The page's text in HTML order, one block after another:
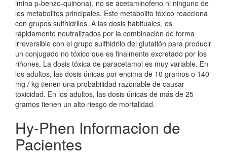
imina p-benzo-quinona), no se acetaminofeno ni ninguno de
los metabolitos principales. Este metabolito tóxico reacciona
con grupos sulfhidrilos. A las dosis habituales, es
rápidamente neutralizados por la combinación de forma
irreversible con el grupo sulfhidrilo del glutatión para producir
un conjugado no tóxico que es finalmente excretado por los
riñones. La dosis tóxica de paracetamol es muy variable. En
los adultos, las dosis únicas por encima de 10 gramos o 140
mg / kg tienen una probabilidad razonable de causar
toxicidad. En los adultos, las dosis únicas de más de 25
gramos tienen un alto riesgo de mortalidad.
Hy-Phen Informacion de
Pacientes